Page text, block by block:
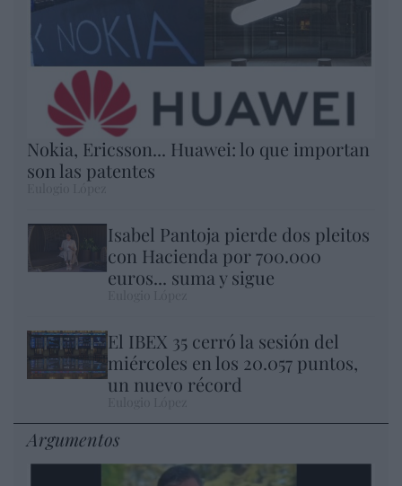
Nokia, Ericsson... Huawei: lo que importan
son las patentes
Isabel Pantoja pierde dos pleitos
con Hacienda por 700.000
euros... suma y sigue
El IBEX 35 cerró la sesión del
miércoles en los 20.057 puntos,
un nuevo récord
Argumentos